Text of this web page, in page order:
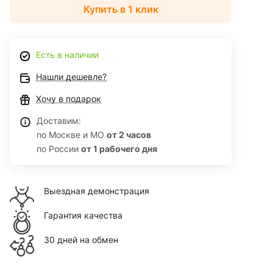
Купить в 1 клик
Есть в наличии
Нашли дешевле?
Хочу в подарок
Доставим:
по Москве и МО от 2 часов
по России от 1 рабочего дня
Выездная демонстрация
Гарантия качества
30 дней на обмен